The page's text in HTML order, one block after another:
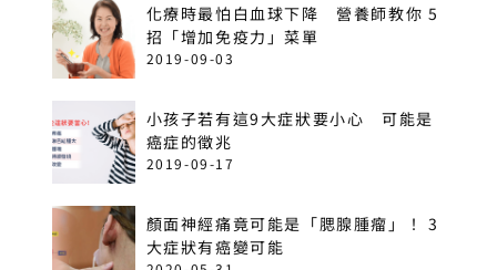
化療時最怕白血球下降 營養師教你 5
招「增加免疫力」菜單
2019-09-03
小孩子若有這9大症狀要小心 可能是
癌症的徵兆
2019-09-17
顏面神經痛竟可能是「腮腺腫瘤」！ 3
大症狀有癌變可能